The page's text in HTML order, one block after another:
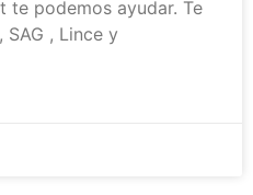
te podemos ayudar. Te
SAG , Lince y